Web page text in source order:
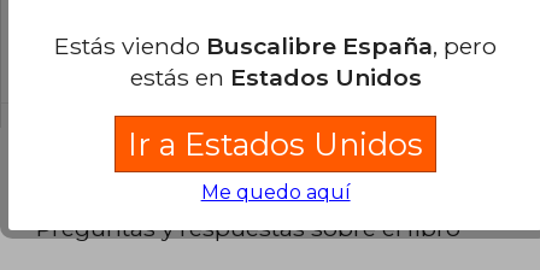
La encuadernación de esta edición es Tapa
Preguntas y respuestas sobre el libro
Estás viendo Buscalibre España, pero
estás en Estados Unidos
Ir a Estados Unidos
Me quedo aquí